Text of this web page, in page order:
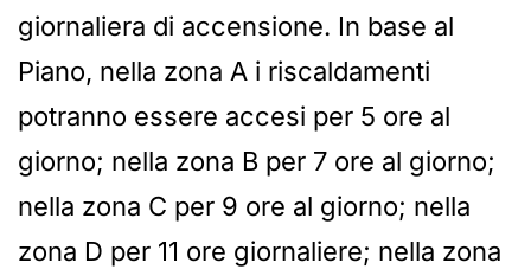
giornaliera di accensione. In base al
Piano, nella zona A i riscaldamenti
potranno essere accesi per 5 ore al
giorno; nella zona B per 7 ore al giorno;
nella zona C per 9 ore al giorno; nella
zona D per 11 ore giornaliere; nella zona